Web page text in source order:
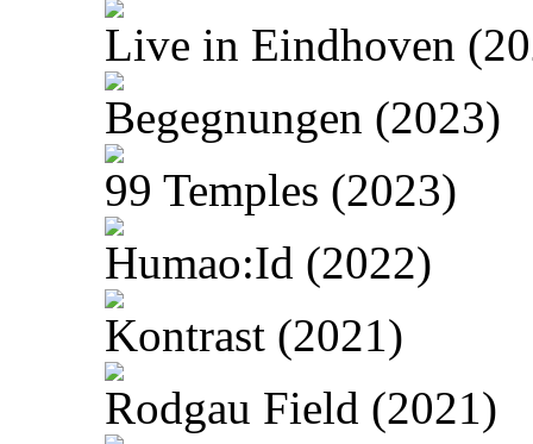
Live in Eindhoven
Begegnungen (2023)
99 Temples (2023)
Humao:Id (2022)
Kontrast (2021)
Rodgau Field (2021)